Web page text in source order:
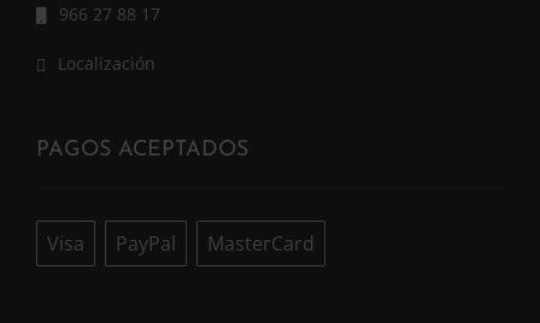
966 27 88 17
Localización
PAGOS ACEPTADOS
Visa PayPal MasterCard